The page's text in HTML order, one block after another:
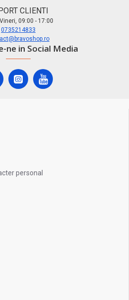
CLIENTI
09:00 - 17:00
0735214833
ne in Social Media
personal